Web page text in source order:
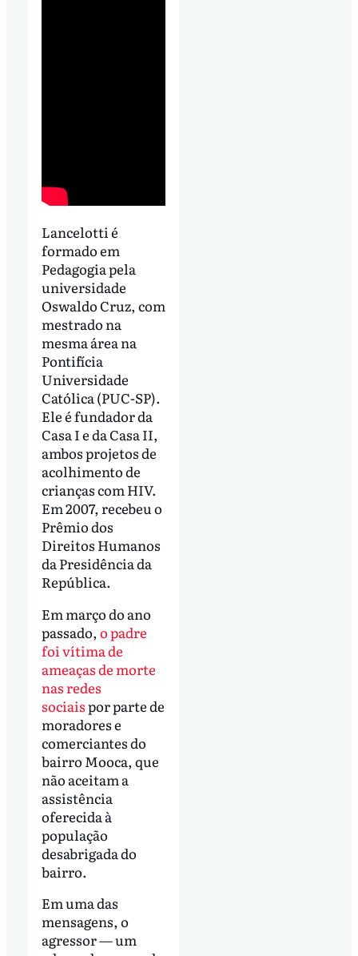
Lancelotti é
formado em
Pedagogia pela
universidade
Oswaldo Cruz, com
mestrado na
mesma área na
Pontifícia
Universidade
Católica (PUC-SP).
Ele é fundador da
Casa I e da Casa II,
ambos projetos de
acolhimento de
crianças com HIV.
Em 2007, recebeu o
Prêmio dos
Direitos Humanos
da Presidência da
República.
Em março do ano
passado, o padre
foi vítima de
ameaças de morte
nas redes
sociaispor parte de
moradores e
comerciantes do
bairro Mooca, que
não aceitam a
assistência
oferecida à
população
desabrigada do
bairro.
Em uma das
mensagens, o
agressor — um